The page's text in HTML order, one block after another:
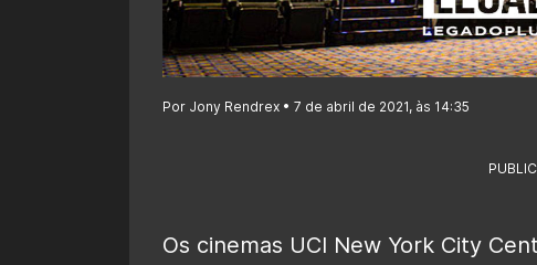
Por Jony Rendrex • 7 de abril de 2021, às 14:35
Os cinemas UCI New York City